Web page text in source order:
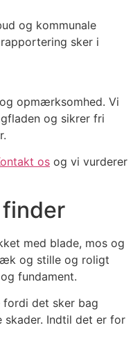
og kommunale
sker i
opmærksomhed. Vi
og sikrer fri
os og vi vurderer
med blade, mos og
og stille og roligt
fundament.
det sker bag
skader. Indtil det er for